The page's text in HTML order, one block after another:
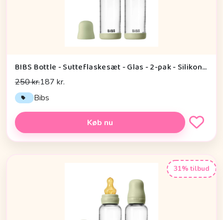
BIBS Bottle - Sutteflaskesæt - Glas - 2-pak - Silikone/Slow Flow/Rund - 240ml - Sage
250 kr.187 kr.
Bibs
Køb nu
31% tilbud